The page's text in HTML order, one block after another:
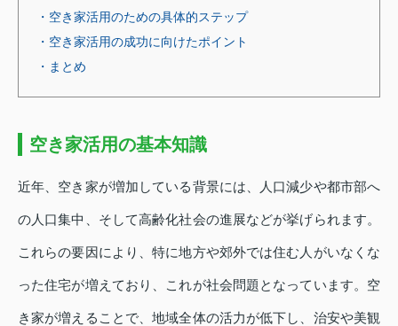
・空き家活用のための具体的ステップ
・空き家活用の成功に向けたポイント
・まとめ
空き家活用の基本知識
近年、空き家が増加している背景には、人口減少や都市部へ
の人口集中、そして高齢化社会の進展などが挙げられます。
これらの要因により、特に地方や郊外では住む人がいなくな
った住宅が増えており、これが社会問題となっています。空
き家が増えることで、地域全体の活力が低下し、治安や美観